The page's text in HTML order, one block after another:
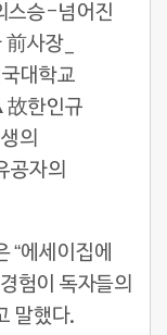
스승-넘어진
사장_
대학교
故한인규
의
공자의
“에세이집에
험이 독자들의
말했다.